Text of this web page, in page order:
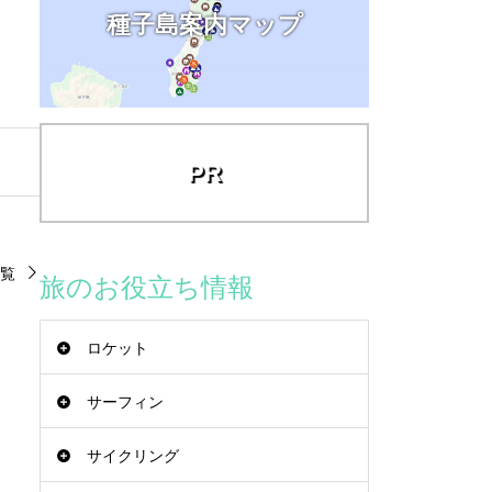
種子島案内マップ
PR
旅のお役立ち情報
ロケット
サーフィン
サイクリング